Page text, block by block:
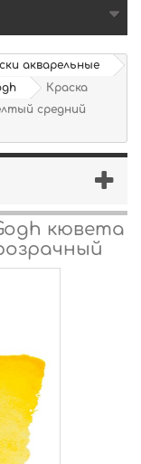
акварельные
Краска
средний
кювета